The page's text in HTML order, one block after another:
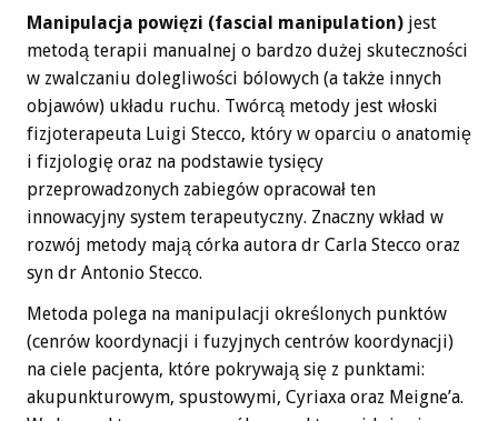
Manipulacja powięzi (fascial manipulation) jest
metodą terapii manualnej o bardzo dużej skuteczności
w zwalczaniu dolegliwości bólowych (a także innych
objawów) układu ruchu. Twórcą metody jest włoski
fizjoterapeuta Luigi Stecco, który w oparciu o anatomię
i fizjologię oraz na podstawie tysięcy
przeprowadzonych zabiegów opracował ten
innowacyjny system terapeutyczny. Znaczny wkład w
rozwój metody mają córka autora dr Carla Stecco oraz
syn dr Antonio Stecco.
Metoda polega na manipulacji określonych punktów
(cenrów koordynacji i fuzyjnych centrów koordynacji)
na ciele pacjenta, które pokrywają się z punktami:
akupunkturowym, spustowymi, Cyriaxa oraz Meigne’a.